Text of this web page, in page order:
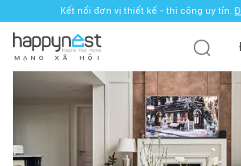
Kết nối đơn vị thiết kế - thi công uy tín.
M Ạ N G X Ã H Ộ I